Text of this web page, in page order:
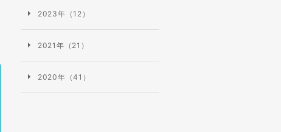
2023年（12）
2021年（21）
2020年（41）